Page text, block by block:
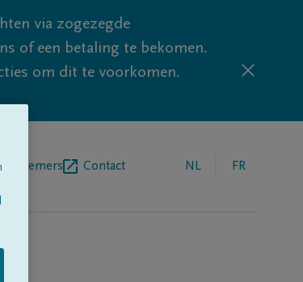
via zogezegde
of een betaling te bekomen.
om dit te voorkomen.
Contact NL FR